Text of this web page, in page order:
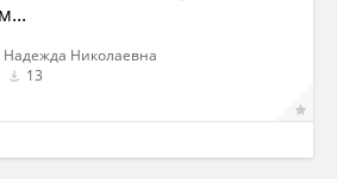
Надежда Николаевна
13